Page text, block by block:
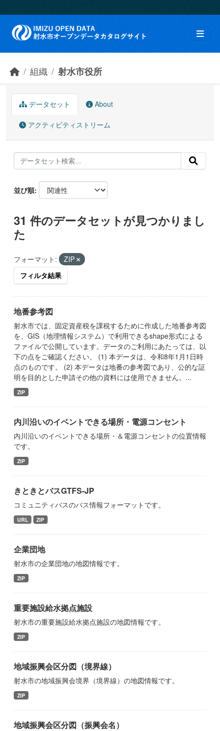
組織 射水市役所
データセット About
アクティビティストリーム
並び順
31 件のデータセットが見つかりまし
た
フォーマット:
ZIP
フィルタ結果
地番参考図
射水市では、固定資産税を課税するために作成した地番参考図
を、GIS（地理情報システム）で利用できるshape形式による
ファイルで公開しています。データのご利用にあたっては、以
下の点をご確認ください。 (1) 本データは、令和8年1月1日時
点のものです。 (2) 本データは地番の参考図であり、公的な証
明を目的とした申請その他の資料には使用できません。...
ZIP
内川沿いのイベントできる場所・電源コンセント
内川沿いのイベントできる場所・＆電源コンセントの位置情報
です。
ZIP
きときとバスGTFS-JP
コミュニティバスのバス情報フォーマットです。
URL ZIP
企業団地
射水市の企業団地の地図情報です。
ZIP
重要施設給水拠点施設
射水市の重要施設給水拠点施設の地図情報です。
ZIP
地域振興会区分図（境界線）
射水市の地域振興会境界（境界線）の地図情報です。
ZIP
地域振興会区分図（振興会名）